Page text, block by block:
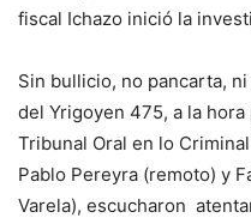
fiscal Ichazo inició la
Sin bullicio, no pancarta,
del Yrigoyen 475, a la
Tribunal Oral en lo
Pablo Pereyra (remoto) y
Varela), escucharon